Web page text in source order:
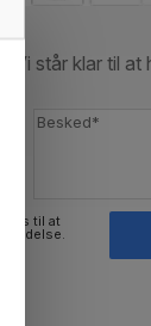
Vi står klar til
til at